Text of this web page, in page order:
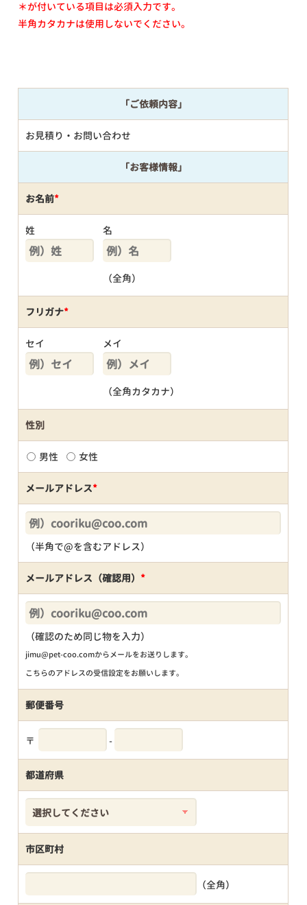
＊が付いている項目は必須入力です。
半角カタカナは使用しないでください。
「ご依頼内容」
お見積り・お問い合わせ
「お客様情報」
お名前*
姓 名
（全角）
フリガナ*
セイ メイ
（全角カタカナ）
性別
男性 女性
メールアドレス*
（半角で@を含むアドレス）
メールアドレス（確認用） *
（確認のため同じ物を入力）
jimu@pet-coo.comからメールをお送りします。
こちらのアドレスの受信設定をお願いします。
郵便番号
〒 -
都道府県
市区町村
（全角）